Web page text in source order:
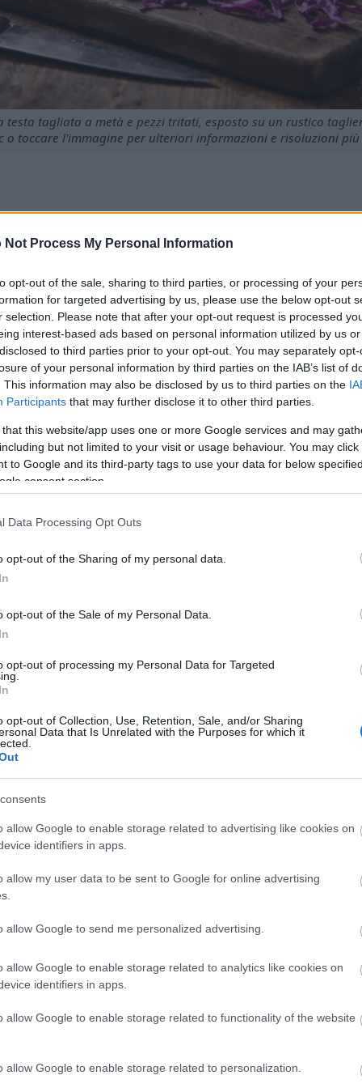
Not Process My Personal Information
opt-out of the sale, sharing to third parties, or processing of your
for targeted advertising by us, please use the below opt-out
selection. Please note that after your opt-out request is processed
interest-based ads based on personal information utilized by us
to third parties prior to your opt-out. You may separately
of your personal information by third parties on the IAB’s list of
This information may also be disclosed by us to third parties on the
Participants that may further disclose it to other third parties.
that this website/app uses one or more Google services and may
but not limited to your visit or usage behaviour. You may
to Google and its third-party tags to use your data for below
consent section.
Data Processing Opt Outs
opt-out of the Sharing of my personal data.
opt-out of the Sale of my Personal Data.
opt-out of processing my Personal Data for Targeted
opt-out of Collection, Use, Retention, Sale, and/or Sharing
Data that Is Unrelated with the Purposes for which it
allow Google to enable storage related to advertising like cookies on
identifiers in apps.
allow my user data to be sent to Google for online advertising
allow Google to send me personalized advertising.
allow Google to enable storage related to analytics like cookies on
identifiers in apps.
allow Google to enable storage related to functionality of the website
allow Google to enable storage related to personalization.
testa tagliata a metà e pezzi tritati, esposto su un rustico
o toccare l'immagine per ulteriori informazioni e risoluzioni più
benefici per la salute, tra cui un elevato valore
ai propri pasti può aiutare a prevenire le malattie.
il cavolo rosso, adatte a tutti i gusti.
antiossidanti che favoriscono la salute generale.
salute del cuore e riduce l'infiammazione.
rosso
del genere Brassica. Questo gruppo comprende
potenti composti che possono offrire benefici per
un alimento base in molte cucine.
diverso da quello del cavolo cappuccio verde.
rosso è povero di calorie ma ricco di nutrienti.
piatti può arricchirli sia di sapore che di valore
padella. È un ottimo integratore per una dieta sana.
cavolo rosso
il che lo rende ottimo per una dieta sana. Una
Contiene anche componenti importanti che aiutano a
rosso ne evidenziano l'equilibrio di sostanze
tritato contiene:
vitamine e minerali. Ogni porzione contiene:
di vitamina C
di vitamina K
e magnesio
B6 e A
più sani in circolazione. Aggiungerlo ai piatti non
protettivi
principalmente antociani. Questi pigmenti gli
le nostre cellule dai danni.